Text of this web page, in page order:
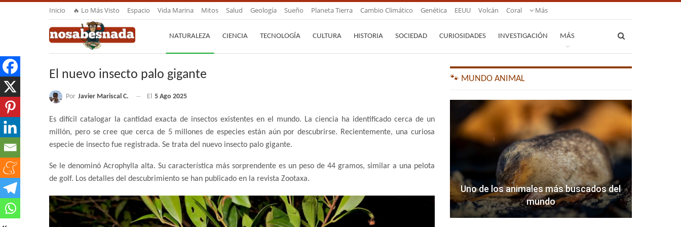
Inicio 🔥 Lo Más Visto Espacio Vida Marina Mitos Salud Geología Sueño Planeta Tierra Cambio Climático Genética EEUU Volcán Coral Más
NATURALEZA CIENCIA TECNOLOGÍA CULTURA HISTORIA SOCIEDAD CURIOSIDADES INVESTIGACIÓN MÁS
El nuevo insecto palo gigante
Por Javier Mariscal C. El 5 Ago 2025
Es difícil catalogar la cantidad exacta de insectos existentes en el mundo. La ciencia ha identificado cerca de un
millón, pero se cree que cerca de 5 millones de especies están aún por descubrirse. Recientemente, una curiosa
especie de insecto fue registrada. Se trata del nuevo insecto palo gigante.
Se le denominó Acrophylla alta. Su característica más sorprendente es un peso de 44 gramos, similar a una pelota
de golf. Los detalles del descubrimiento se han publicado en la revista Zootaxa.
🐾 MUNDO ANIMAL
Uno de los animales más buscados del
mundo